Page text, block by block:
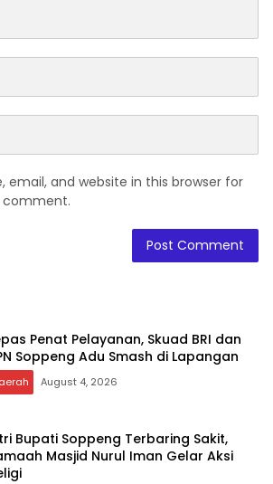
email, and website in this browser for
comment.
Penat Pelayanan, Skuad BRI dan
Soppeng Adu Smash di Lapangan
August 4, 2026
Bupati Soppeng Terbaring Sakit,
Masjid Nurul Iman Gelar Aksi